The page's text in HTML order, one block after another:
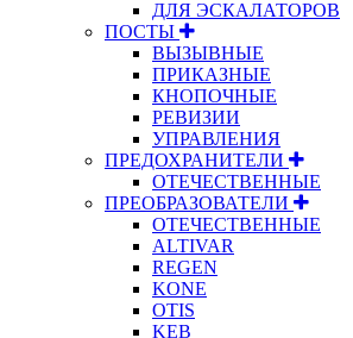
ДЛЯ ЭСКАЛАТОРОВ
ПОСТЫ
ВЫЗЫВНЫЕ
ПРИКАЗНЫЕ
КНОПОЧНЫЕ
РЕВИЗИИ
УПРАВЛЕНИЯ
ПРЕДОХРАНИТЕЛИ
ОТЕЧЕСТВЕННЫЕ
ПРЕОБРАЗОВАТЕЛИ
ОТЕЧЕСТВЕННЫЕ
ALTIVAR
REGEN
KONE
OTIS
KEB